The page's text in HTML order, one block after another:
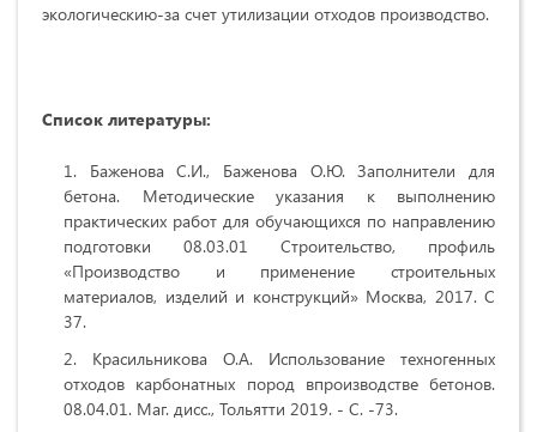
экологическию-за счет утилизации отходов производство.
Список литературы:
Баженова С.И., Баженова О.Ю. Заполнители для
бетона. Методические указания к выполнению
практических работ для обучающихся по направлению
подготовки 08.03.01 Строительство, профиль
«Производство и применение строительных
материалов, изделий и конструкций» Москва, 2017. С
37.
Красильникова О.А. Использование техногенных
отходов карбонатных пород впроизводстве бетонов.
08.04.01. Маг. дисс., Тольятти 2019. - С. -73.